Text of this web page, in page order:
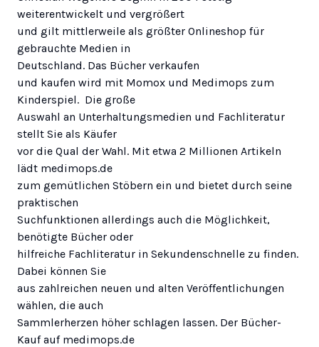
weiterentwickelt und vergrößert
und gilt mittlerweile als größter Onlineshop für
gebrauchte Medien in
Deutschland. Das Bücher verkaufen
und kaufen wird mit Momox und Medimops zum
Kinderspiel. Die große
Auswahl an Unterhaltungsmedien und Fachliteratur
stellt Sie als Käufer
vor die Qual der Wahl. Mit etwa 2 Millionen Artikeln
lädt medimops.de
zum gemütlichen Stöbern ein und bietet durch seine
praktischen
Suchfunktionen allerdings auch die Möglichkeit,
benötigte Bücher oder
hilfreiche Fachliteratur in Sekundenschnelle zu finden.
Dabei können Sie
aus zahlreichen neuen und alten Veröffentlichungen
wählen, die auch
Sammlerherzen höher schlagen lassen. Der Bücher-
Kauf auf medimops.de